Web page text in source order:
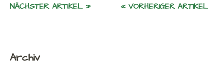
NÄCHSTER ARTIKEL » « VORHERIGER ARTIKEL
Archiv